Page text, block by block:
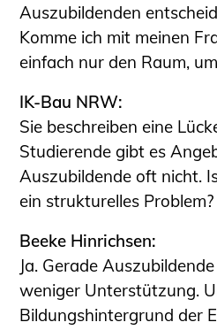
Auszubildenden
Komme ich mit meinen
einfach nur den Raum,
IK-Bau NRW:
Sie beschreiben eine
Studierende gibt es
Auszubildende oft nicht.
ein strukturelles Problem?
Beeke Hinrichsen:
Ja. Gerade
weniger Unterstützung.
Bildungshintergrund der